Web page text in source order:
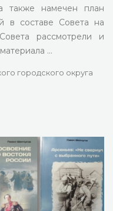
также намечен план
в составе Совета на
рассмотрели и
…
городского округа